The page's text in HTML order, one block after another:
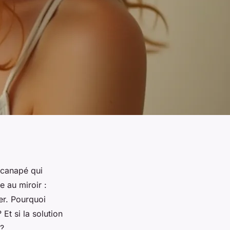
qui
au miroir :
Pourquoi
Et si la solution